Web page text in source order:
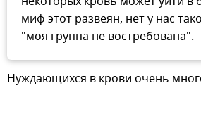
миф этот развеян, нет у нас
"моя группа не востребована".
Нуждающихся в крови очень